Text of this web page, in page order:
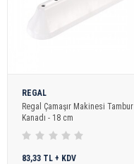
REGAL
Regal Çamaşır Makinesi Tambur
Kanadı - 18 cm
83,33 TL + KDV